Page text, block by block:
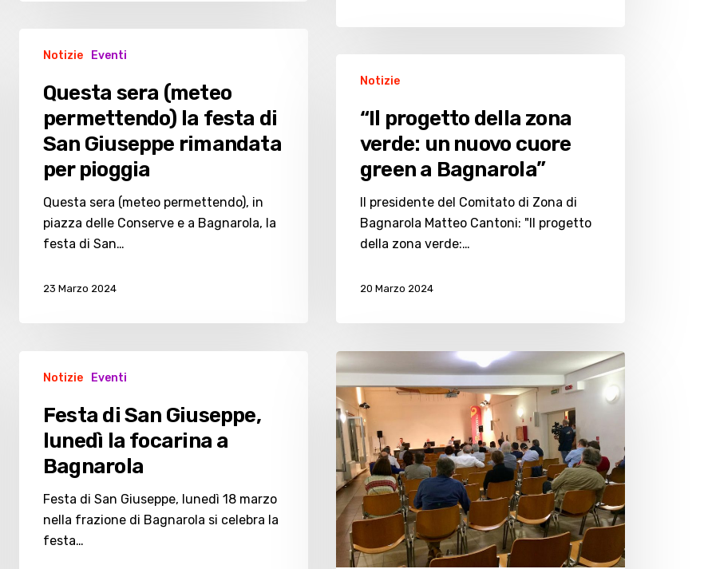
permettendo)
festa
Giuseppe
rimandata
Notizie Eventi
Questa sera (meteo
permettendo) la festa di
San Giuseppe rimandata
per pioggia
Questa sera (meteo permettendo), in
piazza delle Conserve e a Bagnarola, la
festa di San…
23 Marzo 2024
progetto
verde:
cuore
green
Notizie
“Il progetto della zona
verde: un nuovo cuore
green a Bagnarola”
Il presidente del Comitato di Zona di
Bagnarola Matteo Cantoni: "Il progetto
della zona verde:…
20 Marzo 2024
Giuseppe,
lunedì
Bagnarola
Notizie Eventi
Festa di San Giuseppe,
lunedì la focarina a
Bagnarola
Festa di San Giuseppe, lunedì 18 marzo
nella frazione di Bagnarola si celebra la
festa…
quartieri:
si
riparte
martedì
da
Bagnarola